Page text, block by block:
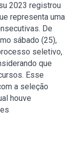
2023 registrou
representa uma
De
sábado (25),
seletivo,
que
Esse
a seleção
houve